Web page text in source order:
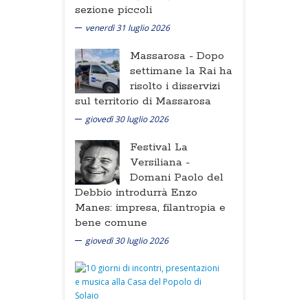
sezione piccoli
venerdì 31 luglio 2026
Massarosa - Dopo
settimane la Rai ha
risolto i disservizi
sul territorio di Massarosa
giovedì 30 luglio 2026
Festival La
Versiliana -
Domani Paolo del
Debbio introdurrà Enzo
Manes: impresa, filantropia e
bene comune
giovedì 30 luglio 2026